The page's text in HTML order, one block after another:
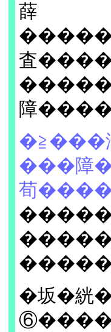
薛
査
障
�≧���
���障
荀
�����
�坂�絖�